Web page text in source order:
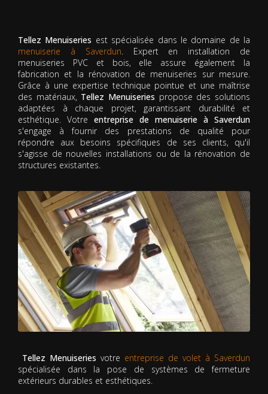
Tellez Menuiseries est spécialisée dans le domaine de la
menuiserie à Saverdun. Expert en installation de
menuiseries PVC et bois, elle assure également la
fabrication et la rénovation de menuiseries sur mesure.
Grâce à une expertise technique pointue et une maîtrise
des matériaux, Tellez Menuiseries propose des solutions
adaptées à chaque projet, garantissant durabilité et
esthétique. Votre entreprise de menuiserie à Saverdun
s'engage à fournir des prestations de qualité pour
répondre aux besoins spécifiques de ses clients, qu'il
s'agisse de nouvelles installations ou de la rénovation de
structures existantes.
Tellez Menuiseries votre entreprise de volet à Saverdun
spécialisée dans la pose de systèmes de fermeture
extérieurs durables et esthétiques.